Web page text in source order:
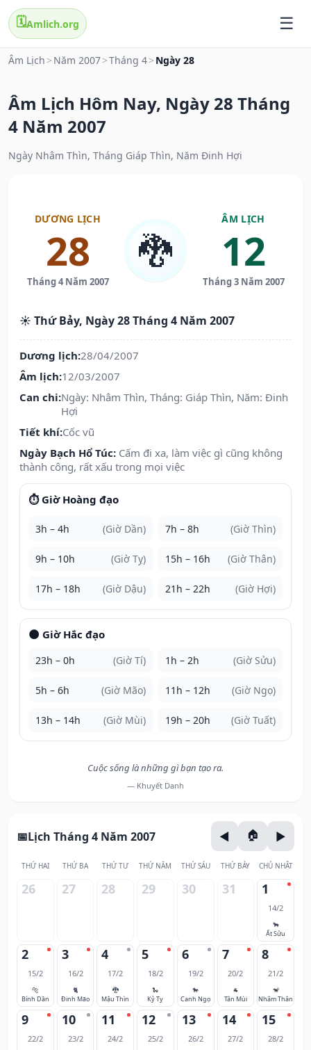
🗓️Amlich.org
Âm Lịch > Năm 2007>Tháng 4> Ngày 28
Âm Lịch Hôm Nay, Ngày 28 Tháng
4 Năm 2007
Ngày Nhâm Thìn, Tháng Giáp Thìn, Năm Đinh Hợi
DƯƠNG LỊCH
28
Tháng 4 Năm 2007
🐉
ÂM LỊCH
12
Tháng 3 Năm 2007
☀️ Thứ Bảy, Ngày 28 Tháng 4 Năm 2007
Dương lịch:28/04/2007
Âm lịch:12/03/2007
Can chi:Ngày: Nhâm Thìn, Tháng: Giáp Thìn, Năm: Đinh
Hợi
Tiết khí:Cốc vũ
Ngày Bạch Hổ Túc: Cấm đi xa, làm việc gì cũng không
thành công, rất xấu trong mọi việc
⏱️ Giờ Hoàng đạo
3h – 4h (Giờ Dần) 7h – 8h (Giờ Thìn)
9h – 10h (Giờ Tỵ) 15h – 16h (Giờ Thân)
17h – 18h (Giờ Dậu) 21h – 22h (Giờ Hợi)
🌑 Giờ Hắc đạo
23h – 0h (Giờ Tí) 1h – 2h (Giờ Sửu)
5h – 6h (Giờ Mão) 11h – 12h (Giờ Ngọ)
13h – 14h (Giờ Mùi) 19h – 20h (Giờ Tuất)
Cuộc sống là những gì bạn tạo ra.
— Khuyết Danh
Lịch Tháng 4 Năm 2007
THỨ HAI THỨ BA THỨ TƯ THỨ NĂM THỨ SÁU THỨ BẢY CHỦ NHẬT
26 27 28 29 30 31 1
14/2
🐂
Ất Sửu
2
15/2
🐅
Bính Dần
3
16/2
🐈
Đinh Mão
4
17/2
🐉
Mậu Thìn
5
18/2
🐍
Kỷ Tỵ
6
19/2
🐎
Canh Ngọ
7
20/2
🐐
Tân Mùi
8
21/2
🐒
Nhâm Thân
9
22/2
10
23/2
11
24/2
12
25/2
13
26/2
14
27/2
15
28/2